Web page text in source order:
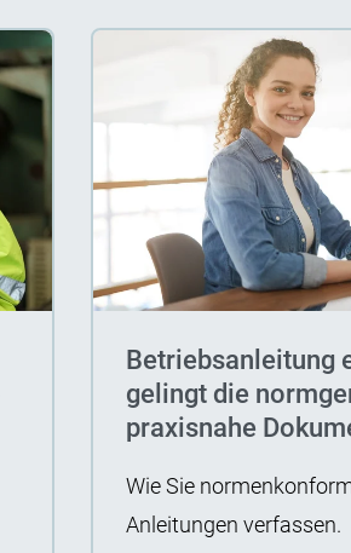
Betriebsanleitung
gelingt die
praxisnahe
Wie Sie
Anleitungen verfassen.